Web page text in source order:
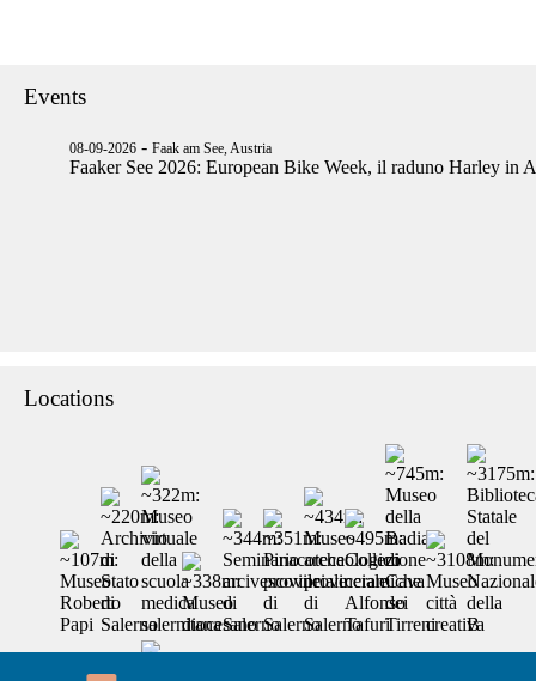
Events
08-09-2026 - Faak am See, Austria
Faaker See 2026: European Bike Week, il raduno Harley in
Locations